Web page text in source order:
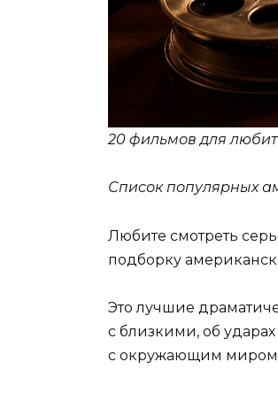
20 фильмов для
Список популярных
Любите смотреть
подборку
Это лучшие
с близкими, об
с окружающим